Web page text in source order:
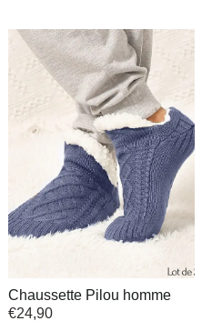
Chaussette Pilou homme
€24,90